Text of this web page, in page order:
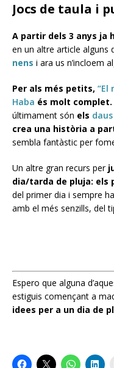
Jocs de taula i
A partir dels 3 anys ja
en un altre article alguns
nens i ara us n’incloem
Per als més petits, “El
Haba és molt complet.
últimament són els
crea una història a
sembla fantàstic per
Un altre gran recurs per
dia/tarda de pluja: els
del primer dia i sempre
amb el més senzills, del
Espero que alguna
estiguis començant a
idees per a un dia de